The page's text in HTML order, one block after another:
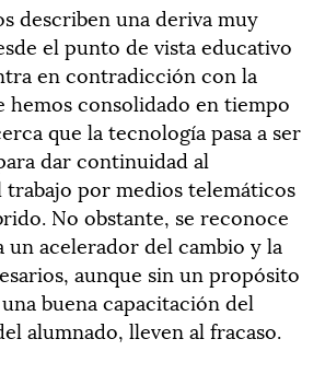
describen una deriva muy
el punto de vista educativo
en contradicción con la
hemos consolidado en tiempo
que la tecnología pasa a ser
dar continuidad al
trabajo por medios telemáticos
No obstante, se reconoce
un acelerador del cambio y la
aunque sin un propósito
buena capacitación del
alumnado, lleven al fracaso.